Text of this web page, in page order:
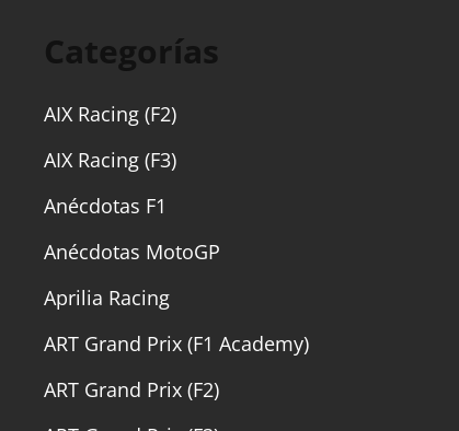
Categorías
AIX Racing (F2)
AIX Racing (F3)
Anécdotas F1
Anécdotas MotoGP
Aprilia Racing
ART Grand Prix (F1 Academy)
ART Grand Prix (F2)